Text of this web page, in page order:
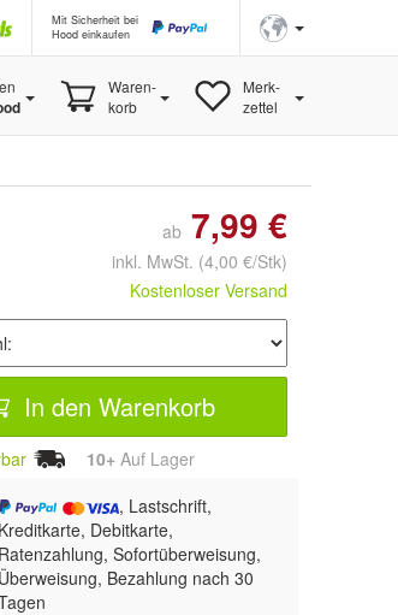
Mit Sicherheit bei
Hood einkaufen
Waren-
korb
Merk-
zettel
ab 7,99 €
inkl. MwSt. (4,00 €/Stk)
Kostenloser Versand
In den Warenkorb
10+ Auf Lager
, Lastschrift,
Kreditkarte, Debitkarte,
Ratenzahlung, Sofortüberweisung,
Überweisung, Bezahlung nach 30